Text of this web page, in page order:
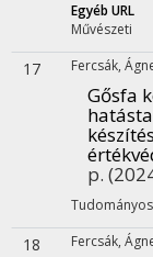
Egyéb URL
Művészeti
17 Fercsák,
Gősfa
p.
Tudományos
18 Fercsák,